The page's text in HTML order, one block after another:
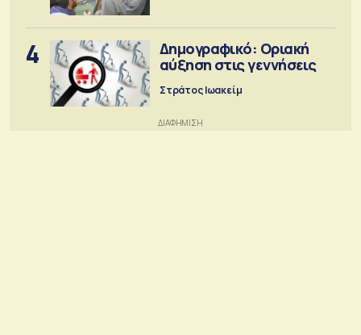
4
Δημογραφικό: Οριακή
αύξηση στις γεννήσεις
Στράτος Ιωακείμ